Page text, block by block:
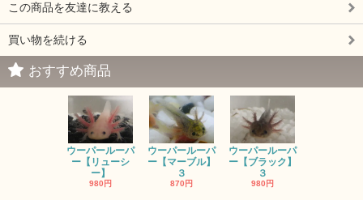
この商品を友達に教える
買い物を続ける
おすすめ商品
ウーパールーパ
ー【リューシ
ー】
980円
ウーパールーパ
ー【マーブル】
３
870円
ウーパールーパ
ー【ブラック】
３
980円